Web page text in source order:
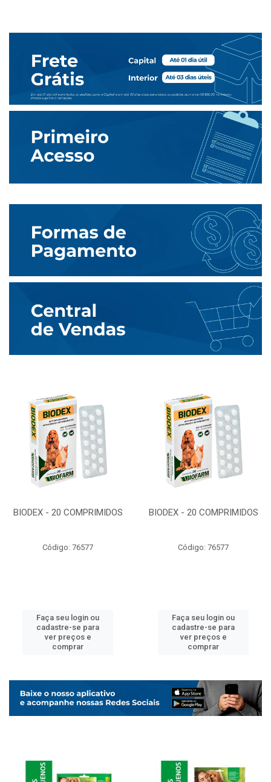
BIODEX - 20 COMPRIMIDOS
Código: 76577
Faça seu login ou
cadastre-se para
ver preços e
comprar
BIODEX - 20 COMPRIMIDOS
Código: 76577
Faça seu login ou
cadastre-se para
ver preços e
comprar